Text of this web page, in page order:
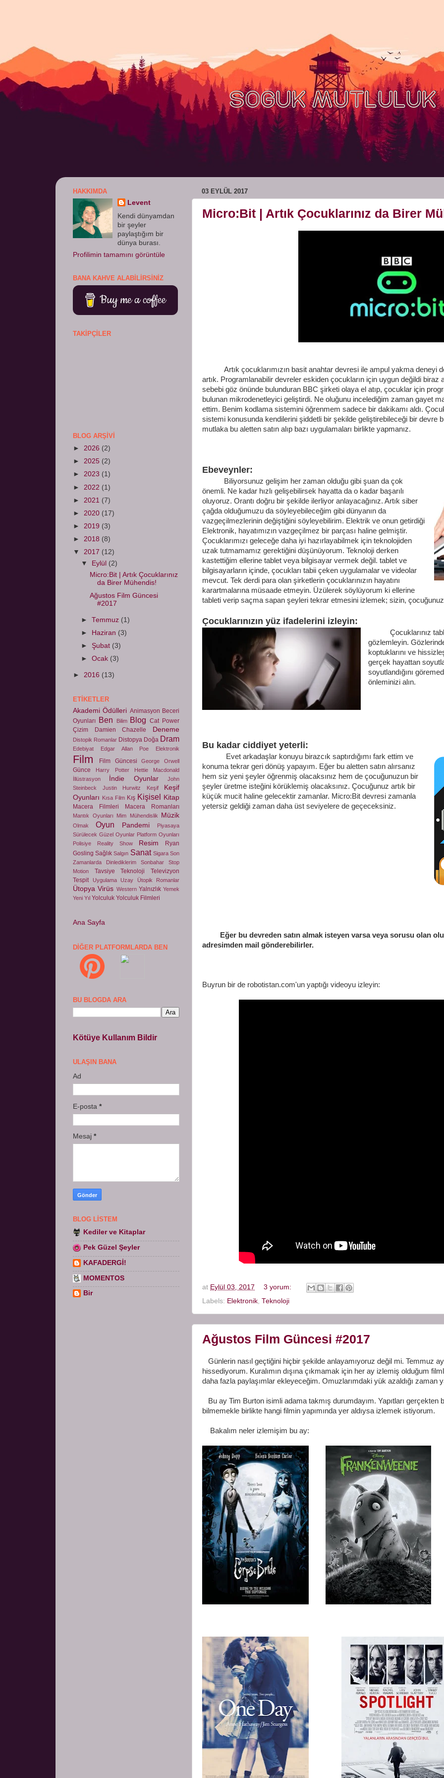
03 EYLÜL 2017
Micro:Bit | Artık Çocuklarınız da Birer
Artık çocuklarımızın basit anahtar devresi ile ampul yakma deneyi
artık. Programlanabilir devreler eskiden çocukların için uygun değildi biraz
sebebi göz önünde bulunduran BBC şirketi olaya el atıp, çocuklar için
bulunan mikrodenetleyici geliştirdi. Ne oluğunu incelediğim zaman gayet
ettim. Benim kodlama sistemini öğrenmem sadece bir dakikamı aldı.
sistemi konusunda kendilerini şiddetli bir şekilde geliştirebileceği bir devre
mutlaka bu aletten satın alıp bazı uygulamaları birlikte yapmanız.
Ebeveynler:
Biliyorsunuz gelişim her zaman olduğu gibi şuan da çok
önemli. Ne kadar hızlı gelişebilirsek hayatta da o kadar başarılı
oluyoruz. Orantı doğru bir şekilde ilerliyor anlayacağınız. Artık siber
çağda olduğumuzu da söyleyebileceğim gibi dünyanın da
vazgeçilmezlerinin değiştiğini söyleyebilirim. Elektrik ve onun getirdiği
Elektronik, hayatımızın vazgeçilmez bir parçası haline gelmiştir.
Çocuklarımızı geleceğe daha iyi hazırlayabilmek için teknolojiden
uzak tutmamamız gerektiğini düşünüyorum. Teknoloji derken
kastettiğim ellerine tablet veya bilgisayar vermek değil. tablet ve
bilgisayarların içinde, çocukları tabii çeken uygulamalar ve videolar
mevcut. Tek derdi para olan şirketlerin çocuklarınızın hayatını
karartmalarına müsaade etmeyin. Üzülerek söylüyorum ki ellerine
tableti verip saçma sapan şeyleri tekrar etmesini izlemek; sizin,
Çocuklarınızın yüz ifadelerini izleyin:
Çocuklarınız
gözlemleyin.
koptuklarını ve
gerçek hayattan
soyutlandığını
önleminizi alın.
Bu kadar ciddiyet yeterli:
Evet arkadaşlar konuyu birazcık saptırdığımı fark ettim ve
konuma tekrar geri dönüş yapayım. Eğer bu aletten satın alırsanız
hem siz yeni şeyler öğrenmiş olacaksınız hem de çocuğunuzun bir
şeyler üretme isteğini körüklemiş olacaksınız. Çocuğunuz artık bir
küçük mucit haline gelecektir zamanlar. Micro:Bit devresi zamanla
yetersiz geldiği zaman daha üst seviyelere de geçeceksiniz.
Eğer bu devreden satın almak isteyen varsa veya sorusu olan
adresimden mail gönderebilirler.
Buyrun bir de robotistan.com'un yaptığı videoyu izleyin:
at Eylül 03, 2017
3 yorum:
Labels: Elektronik Teknoloji
Ağustos Film Güncesi #2017
Günlerin nasıl geçtiğini hiçbir şekilde anlayamıyoruz değil mi. Temmuz
hissediyorum. Kuralımın dışına çıkmamak için her ay izlemiş olduğum
daha fazla paylaşımlar ekleyeceğim. Omuzlarımdaki yük azaldığı zaman
Bu ay Tim Burton isimli adama takmış durumdayım. Yapıtları
bilmemekle birlikte hangi filmin yapımında yer aldıysa izlemek istiyorum.
Bakalım neler izlemişim bu ay:
HAKKIMDA
Levent
Kendi dünyamdan
bir şeyler
paylaştığım bir
dünya burası.
Profilimin tamamını görüntüle
BANA KAHVE ALABILIRSINIZ
Buy me a coffee
TAKIPÇILER
BLOG ARŞIVI
► 2026 (2)
► 2025 (2)
► 2023 (1)
► 2022 (1)
► 2021 (7)
► 2020 (17)
► 2019 (3)
► 2018 (8)
▼ 2017 (12)
▼
Eylül (2)
Micro:Bit | Artık Çocuklarınız
da Birer Mühendis!
Ağustos Film Güncesi
#2017
►Temmuz (1)
►
Haziran (3)
► Şubat (3)
►Ocak (3)
► 2016 (13)
ETIKETLER
Akademi Ödülleri Animasyon Beceri
Oyunları Ben Bilim Blog Cat Power
Çizim
Damien Chazelle Deneme
Distopik Romanlar Distopya Doğa Dram
Edebiyat Edgar Allan Poe Elektronik
Film Film Güncesi George Orwell
Günce Harry Potter
Hettie Macdonald
İllüstrasyon
İndie Oyunlar
John
Steinbeck
Justin Hurwitz Keşif
Keşif
Oyunları Kısa Film Kış Kişisel Kitap
Macera Filmleri Macera Romanları
Mantık Oyunları Mim Mühendislik Müzik
Olmak Oyun Pandemi
Piyasaya
Sürülecek Güzel Oyunlar Platform Oyunları
Polisiye
Reality Show Resim
Ryan
Gosling Sağlık Salgın Sanat Sigara Son
Zamanlarda Dinlediklerim
Sonbahar
Stop
Motion
Tavsiye Teknoloji
Televizyon
Tespit
Uygulama Uzay Ütopik Romanlar
Ütopya Virüs Western Yalnızlık Yemek
Yeni Yıl Yolculuk Yolculuk Filmleri
Ana Sayfa
DIĞER PLATFORMLARDA BEN
BU BLOGDA ARA
Kötüye Kullanım Bildir
ULAŞIN BANA
Ad
E-posta *
Mesaj *
BLOG LISTEM
Kediler ve Kitaplar
Pek Güzel Şeyler
KAFADERGİ!
MOMENTOS
Bir